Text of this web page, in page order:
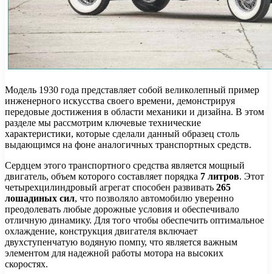
Модель 1930 года представляет собой великолепный пример
инженерного искусства своего времени, демонстрируя
передовые достижения в области механики и дизайна. В этом
разделе мы рассмотрим ключевые технические
характеристики, которые сделали данный образец столь
выдающимся на фоне аналогичных транспортных средств.
Сердцем этого транспортного средства является мощный
двигатель, объем которого составляет порядка 7 литров. Этот
четырехцилиндровый агрегат способен развивать 265
лошадиных сил, что позволяло автомобилю уверенно
преодолевать любые дорожные условия и обеспечивало
отличную динамику. Для того чтобы обеспечить оптимальное
охлаждение, конструкция двигателя включает
двухступенчатую водяную помпу, что является важным
элементом для надежной работы мотора на высоких
скоростях.